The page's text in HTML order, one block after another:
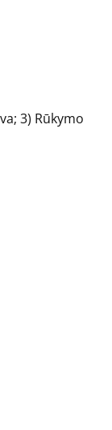
3) Rūkymo